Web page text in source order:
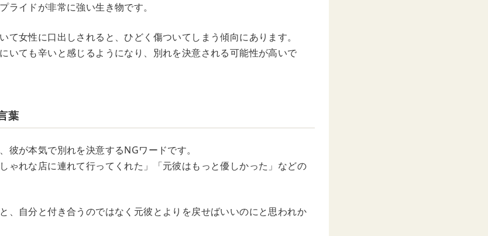
ライドが非常に強い生き物です。
て女性に口出しされると、ひどく傷ついてしまう傾向にあります。
いても辛いと感じるようになり、別れを決意される可能性が高いで
葉
彼が本気で別れを決意するNGワードです。
ゃれな店に連れて行ってくれた」「元彼はもっと優しかった」などの
、自分と付き合うのではなく元彼とよりを戻せばいいのにと思われか